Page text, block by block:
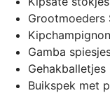
Gamba
Buikspek met